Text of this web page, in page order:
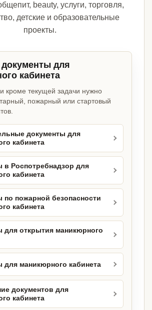
beauty, услуги, торговля,
детские и образовательные
проекты.
для
кабинета
кроме текущей задачи нужно
пожарный или стартовый
документы для
кабинета
в Роспотребнадзор для
кабинета
по пожарной безопасности
кабинета
для открытия маникюрного
для маникюрного кабинета
документов для
кабинета